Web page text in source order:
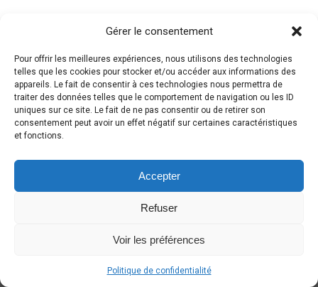
Gérer le consentement
Pour offrir les meilleures expériences, nous utilisons des technologies
telles que les cookies pour stocker et/ou accéder aux informations des
appareils. Le fait de consentir à ces technologies nous permettra de
traiter des données telles que le comportement de navigation ou les ID
uniques sur ce site. Le fait de ne pas consentir ou de retirer son
consentement peut avoir un effet négatif sur certaines caractéristiques
et fonctions.
Accepter
Refuser
Voir les préférences
Politique de confidentialité